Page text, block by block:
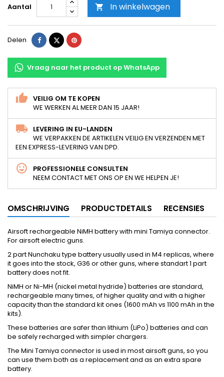
Aantal  In winkelwagen
Delen DelenTweetPinterest
Vraag naar het product op WhatsApp
VEILIG OM TE KOPEN
WE WERKEN AL MEER DAN 15 JAAR!
LEVERING IN EU-LANDEN
WE VERPAKKEN DE ARTIKELEN VEILIG EN VERZENDEN MET
EEN EXPRESS-LEVERING VAN DPD.
PROFESSIONELE CONSULTEN
NEEM CONTACT MET ONS OP EN WE HELPEN JE!
OMSCHRIJVING PRODUCTDETAILS RECENSIES
Airsoft rechargeable NiMH battery with mini Tamiya connector.
For airsoft electric guns.
2 part Nunchaku type battery usually used in M4 replicas, where
it goes into the stock, G36 or other guns, where standart 1 part
battery does not fit.
NiMH or Ni-MH (nickel metal hydride) batteries are standard,
rechargeable many times, of higher quality and with a higher
capacity than the standard kit ones (1600 mAh vs 1100 mAh in the
kits).
These batteries are safer than lithium (LiPo) batteries and can
be safely recharged with simpler chargers.
The Mini Tamiya connector is used in most airsoft guns, so you
can use them both as a replacement and as an extra spare
battery.